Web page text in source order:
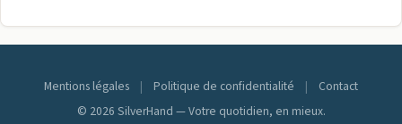
Mentions légales | Politique de confidentialité |
Contact
© 2026 SilverHand — Votre quotidien, en mieux.